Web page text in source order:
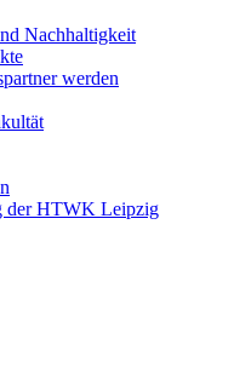
Nachhaltigkeit
werden
der HTWK Leipzig